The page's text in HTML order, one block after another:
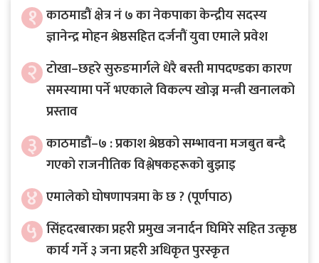
१ काठमाडौं क्षेत्र नं ७ का नेकपाका केन्द्रीय सदस्य
ज्ञानेन्द्र मोहन श्रेष्ठसहित दर्जनौं युवा एमाले प्रवेश
२ टोखा–छहरे सुरुङमार्गले धेरै बस्ती मापदण्डका कारण
समस्यामा पर्ने भएकाले विकल्प खोज्न मन्त्री खनालको
प्रस्ताव
३ काठमाडौं–७ : प्रकाश श्रेष्ठको सम्भावना मजबुत बन्दै
गएको राजनीतिक विश्लेषकहरूको बुझाइ
४ एमालेको घोषणापत्रमा के छ ? (पूर्णपाठ)
५ सिंहदरबारका प्रहरी प्रमुख जनार्दन घिमिरे सहित उत्कृष्ठ
कार्य गर्ने ३ जना प्रहरी अधिकृत पुरस्कृत